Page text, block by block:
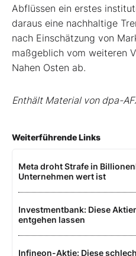
Abflüssen ein erstes
daraus eine nachhaltige
nach Einschätzung von
maßgeblich vom weiteren
Nahen Osten ab.
Enthält Material von dpa-
Weiterführende Links
Meta droht Strafe in
Unternehmen wert ist
Investmentbank: Diese
entgehen lassen
Infineon-Aktie: Diese